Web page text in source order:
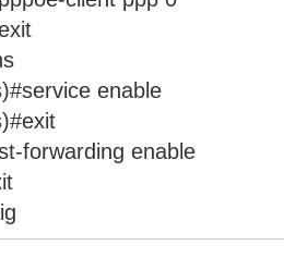
enable
forwarding enable